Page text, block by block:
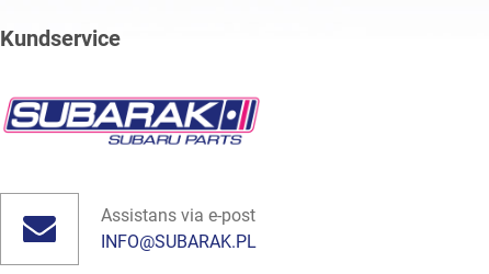
Kundservice
Assistans via e-post
INFO@SUBARAK.PL